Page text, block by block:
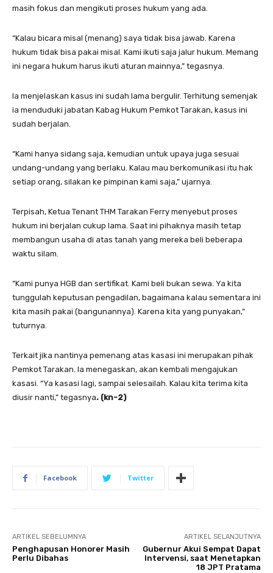
masih fokus dan mengikuti proses hukum yang ada.
“Kalau bicara misal (menang) saya tidak bisa jawab. Karena
hukum tidak bisa pakai misal. Kami ikuti saja jalur hukum. Memang
ini negara hukum harus ikuti aturan mainnya,” tegasnya.
Ia menjelaskan kasus ini sudah lama bergulir. Terhitung semenjak
ia menduduki jabatan Kabag Hukum Pemkot Tarakan, kasus ini
sudah berjalan.
“Kami hanya sidang saja, kemudian untuk upaya juga sesuai
undang-undang yang berlaku. Kalau mau berkomunikasi itu hak
setiap orang, silakan ke pimpinan kami saja,” ujarnya.
Terpisah, Ketua Tenant THM Tarakan Ferry menyebut proses
hukum ini berjalan cukup lama. Saat ini pihaknya masih tetap
membangun usaha di atas tanah yang mereka beli beberapa
waktu silam.
“Kami punya HGB dan sertifikat. Kami beli bukan sewa. Ya kita
tunggulah keputusan pengadilan, bagaimana kalau sementara ini
kita masih pakai (bangunannya). Karena kita yang punyakan,”
tuturnya.
Terkait jika nantinya pemenang atas kasasi ini merupakan pihak
Pemkot Tarakan. Ia menegaskan, akan kembali mengajukan
kasasi. “Ya kasasi lagi, sampai selesailah. Kalau kita terima kita
diusir nanti,” tegasnya. (kn-2)
Facebook Twitter
ARTIKEL SEBELUMNYA
Penghapusan Honorer Masih
Perlu Dibahas
ARTIKEL SELANJUTNYA
Gubernur Akui Sempat Dapat
Intervensi, saat Menetapkan
18 JPT Pratama